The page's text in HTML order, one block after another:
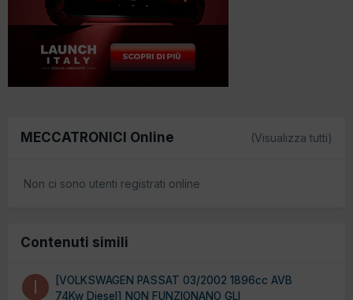
MECCATRONICI Online (Visualizza tutti)
Non ci sono utenti registrati online
Contenuti simili
[VOLKSWAGEN PASSAT 03/2002 1896cc AVB
74Kw Diesel] NON FUNZIONANO GLI